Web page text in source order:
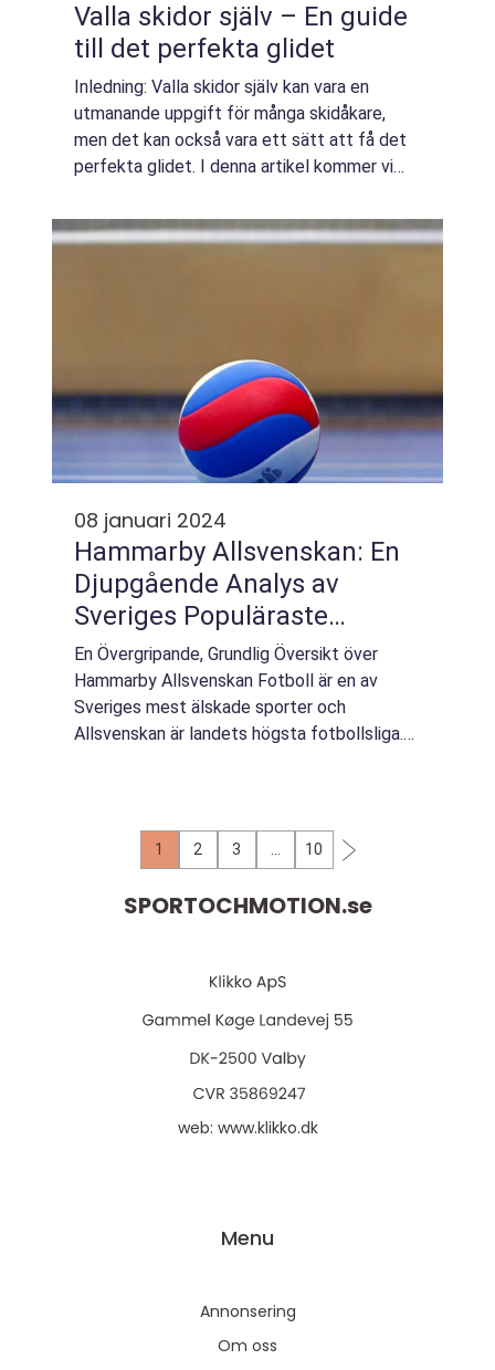
Valla skidor själv – En guide
till det perfekta glidet
Inledning: Valla skidor själv kan vara en
utmanande uppgift för många skidåkare,
men det kan också vara ett sätt att få det
perfekta glidet. I denna artikel kommer vi
själv och presentera de olika typerna...
08 januari 2024
Hammarby Allsvenskan: En
Djupgående Analys av
Sveriges Populäraste
Fotbollsliga
En Övergripande, Grundlig Översikt över
Hammarby Allsvenskan Fotboll är en av
Sveriges mest älskade sporter och
Allsvenskan är landets högsta fotbollsliga.
1 2 3 10
SPORTOCHMOTION.se
web: www.klikko.dk
Menu
Annonsering
Om oss